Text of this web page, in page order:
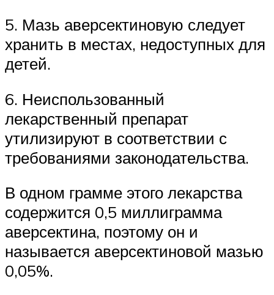
5. Мазь аверсектиновую следует
хранить в местах, недоступных для
детей.
6. Неиспользованный
лекарственный препарат
утилизируют в соответствии с
требованиями законодательства.
В одном грамме этого лекарства
содержится 0,5 миллиграмма
аверсектина, поэтому он и
называется аверсектиновой мазью
0,05%.